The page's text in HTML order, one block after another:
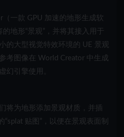
（一款 GPU 加速的地形生成软
地形“景观”，并将其接入用于
的大型视觉特效环境的 UE 景观
考图像在 World Creator 中生成
幻引擎使用。
将为地形添加景观材质，并插
“splat 贴图”，以便在景观表面制